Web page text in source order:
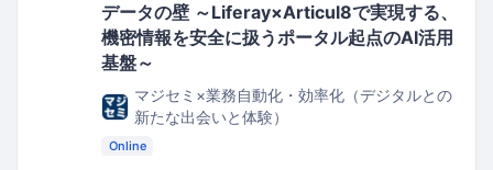
データの壁 ～Liferay×Articul8で実現する、
機密情報を安全に扱うポータル起点のAI活用
基盤～
マジセミ×業務自動化・効率化（デジタルとの
新たな出会いと体験）
Online